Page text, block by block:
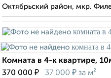
Октябрьский район, мкр.
Комната в 4-к квартире,
370 000 ₽ 37 000 ₽ за м²